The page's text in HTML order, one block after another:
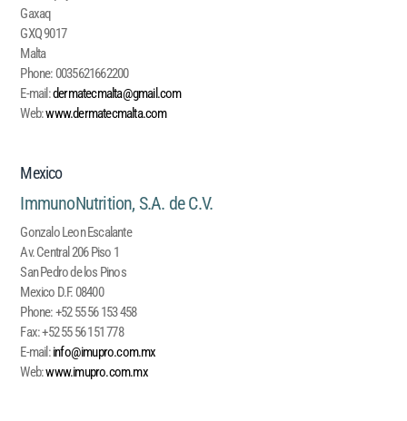
Gaxaq
GXQ 9017
Malta
Phone: 0035621662200
E-mail:dermatecmalta@gmail.com
Web:www.dermatecmalta.com
Mexico
ImmunoNutrition, S.A. de C.V.
Gonzalo Leon Escalante
Av. Central 206 Piso 1
San Pedro de los Pinos
Mexico D.F. 08400
Phone:+52 55 56 153 458
Fax:+52 55 56 151 778
E-mail:info@imupro.com.mx
Web:www.imupro.com.mx